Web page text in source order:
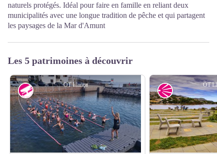
naturels protégés. Idéal pour faire en famille en reliant deux
municipalités avec une longue tradition de pêche et qui partagent
les paysages de la Mar d'Amunt
Les 5 patrimoines à découvrir
OT Llança
Rampe de mise à l'eau
OT
Point de vue